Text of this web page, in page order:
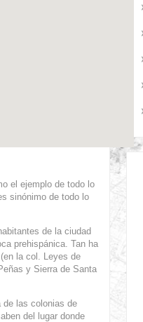
el ejemplo de todo lo
sinónimo de todo lo
de la ciudad
prehispánica. Tan ha
la col. Leyes de
y Sierra de Santa
de las colonias de
del lugar donde